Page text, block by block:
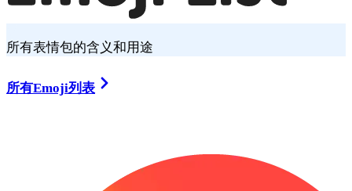
所有表情包的含义和用途
所有Emoji列表